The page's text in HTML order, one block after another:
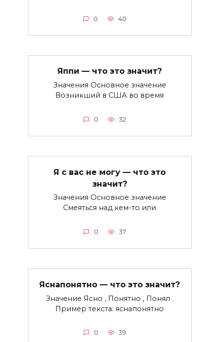
0 40
Яппи — что это значит?
Значения Основное значение
Возникший в США во время
0 32
Я с вас не могу — что это
значит?
Значения Основное значение
Смеяться над кем-то или
0 37
Яснапонятно — что это значит?
Значение Ясно , Понятно , Понял .
Пример текста: яснапонятно
0 39